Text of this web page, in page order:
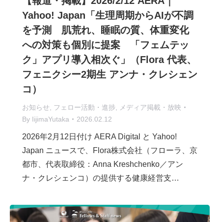
Yahoo! Japan「生理周期からAIが不調
を予測 肌荒れ、睡眠の質、体重変化
への対策も個別に提案 「フェムテッ
ク」アプリ導入相次ぐ」（Flora 代表、
フェニクシー2期生 アンナ・クレシェン
コ）
お知らせ フェロー活動・進捗
メディア掲載・放映
By IijimaYutaka 2026.02.12
2026年2月12日付け AERA Digital と Yahoo!
Japan ニュースで、Flora株式会社（フローラ、京
都市、代表取締役：Anna Kreshchenko／アン
ナ・クレシェンコ）の提供する健康経営支…